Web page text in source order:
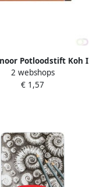
Potloodstift Koh I
Noor 1500 B
2 webshops
€ 1,57